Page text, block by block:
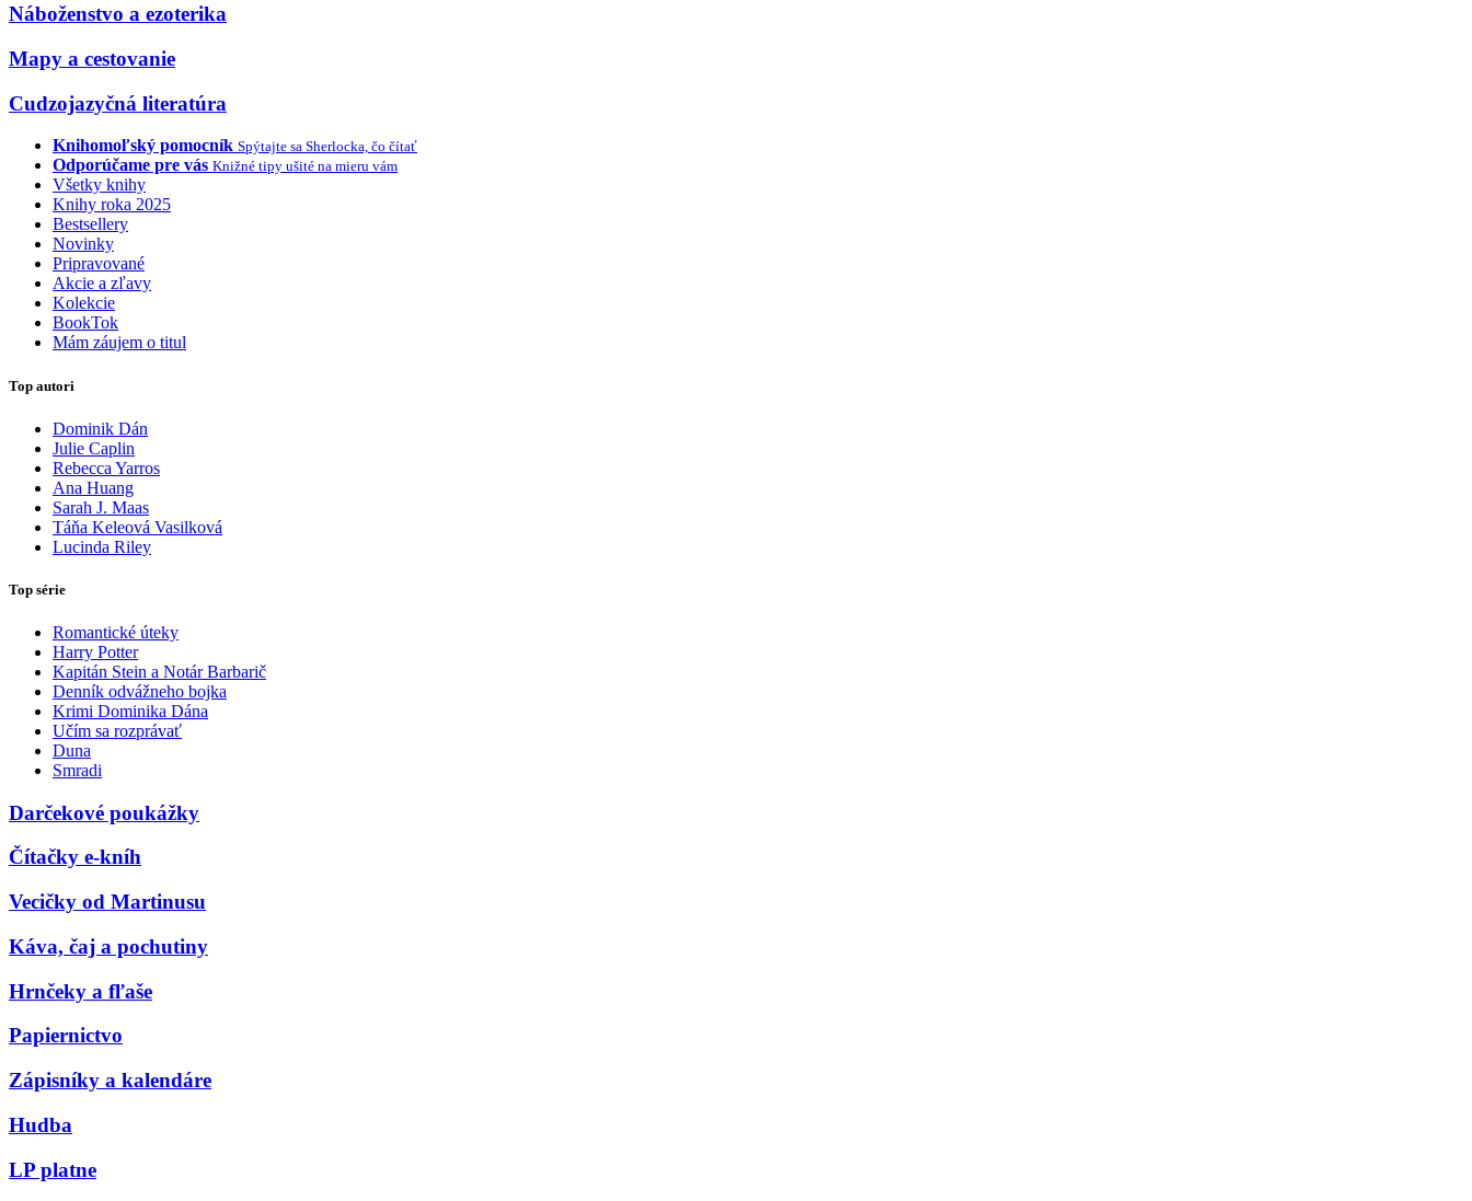
Náboženstvo a ezoterika
Mapy a cestovanie
Cudzojazyčná literatúra
Knihomoľský pomocník Spýtajte sa Sherlocka, čo čítať
Odporúčame pre vás Knižné tipy ušité na mieru vám
Všetky knihy
Knihy roka 2025
Bestsellery
Novinky
Pripravované
Akcie a zľavy
Kolekcie
BookTok
Mám záujem o titul
Top autori
Dominik Dán
Julie Caplin
Rebecca Yarros
Ana Huang
Sarah J. Maas
Táňa Keleová Vasilková
Lucinda Riley
Top série
Romantické úteky
Harry Potter
Kapitán Stein a Notár Barbarič
Denník odvážneho bojka
Krimi Dominika Dána
Učím sa rozprávať
Duna
Smradi
Darčekové poukážky
Čítačky e-kníh
Vecičky od Martinusu
Káva, čaj a pochutiny
Hrnčeky a fľaše
Papiernictvo
Zápisníky a kalendáre
Hudba
LP platne